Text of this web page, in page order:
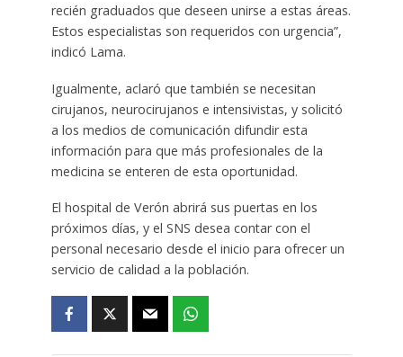
recién graduados que deseen unirse a estas áreas.
Estos especialistas son requeridos con urgencia”,
indicó Lama.
Igualmente, aclaró que también se necesitan
cirujanos, neurocirujanos e intensivistas, y solicitó
a los medios de comunicación difundir esta
información para que más profesionales de la
medicina se enteren de esta oportunidad.
El hospital de Verón abrirá sus puertas en los
próximos días, y el SNS desea contar con el
personal necesario desde el inicio para ofrecer un
servicio de calidad a la población.